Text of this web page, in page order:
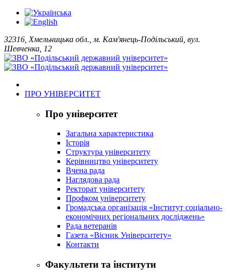
32316, Хмельницька обл., м. Кам'янець-Подільський, вул.
Шевченка, 12
ПРО УНІВЕРСИТЕТ
Про університет
Загальна характеристика
Історія
Структура університету
Керівництво університету
Вчена рада
Наглядова рада
Ректорат університету
Профком університету
Громадська організація «Інститут соціально-
економічних регіональних досліджень»
Рада ветеранів
Газета «Вісник Університету»
Контакти
Факультети та інститути